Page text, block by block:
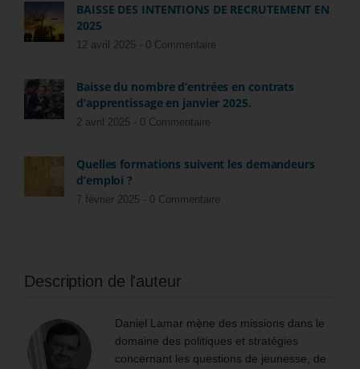
BAISSE DES INTENTIONS DE RECRUTEMENT EN
2025
12 avril 2025 - 0 Commentaire
Baisse du nombre d’entrées en contrats
d’apprentissage en janvier 2025.
2 avril 2025 - 0 Commentaire
Quelles formations suivent les demandeurs
d’emploi ?
7 février 2025 - 0 Commentaire
Description de l'auteur
Daniel Lamar mène des missions dans le
domaine des politiques et stratégies
concernant les questions de jeunesse, de